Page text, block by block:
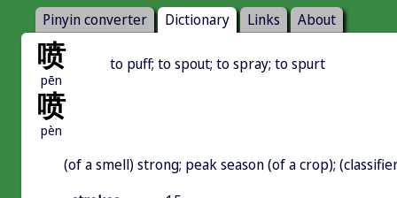
Pinyin converter Dictionary Links About
喷
pēn
to puff; to spout; to spray; to spurt
喷
pèn
(of a smell) strong; peak season (of a crop);